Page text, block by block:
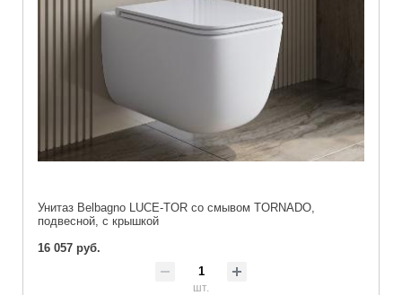
Унитаз Belbagno LUCE-TOR со смывом TORNADO,
подвесной, с крышкой
16 057 руб.
шт.